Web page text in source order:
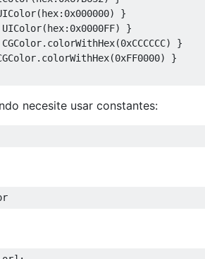
(hex: 0x000000)
}
UIColor(hex: 0x0000FF)
}
CGColor. colorWithHex(0xCCCCCC)
}
. colorWithHex(0xFF0000)
}
necesite usar constantes: